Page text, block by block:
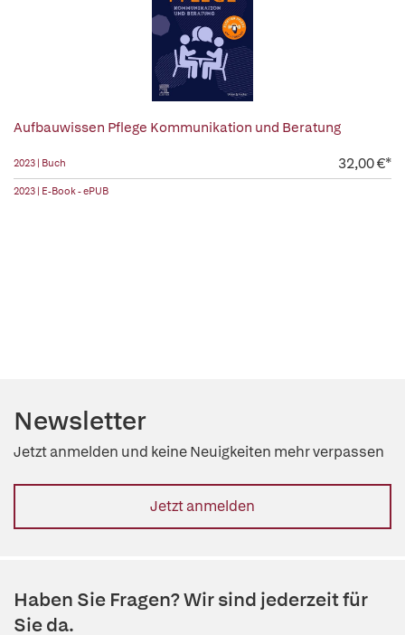
Aufbauwissen Pflege Kommunikation und Beratung
2023 | Buch 32,00 €*
2023 | E-Book - ePUB
Newsletter
Jetzt anmelden und keine Neuigkeiten mehr verpassen
Jetzt anmelden
Haben Sie Fragen? Wir sind jederzeit für
Sie da.